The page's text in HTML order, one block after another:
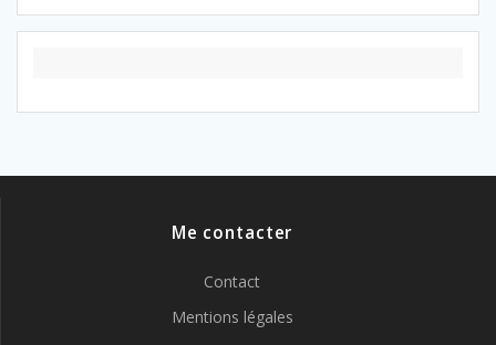
Me contacter
Contact
Mentions légales